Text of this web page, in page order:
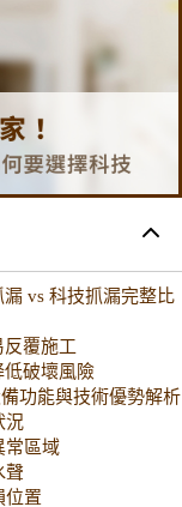
vs 科技抓漏完整比
反覆施工
低破壞風險
功能與技術優勢解析
況
常區域
聲
位置